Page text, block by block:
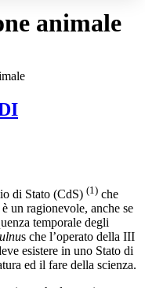
animale
di Stato (CdS) (1) che
un ragionevole, anche se
temporale degli
s che l’operato della III
esistere in uno Stato di
ed il fare della scienza.